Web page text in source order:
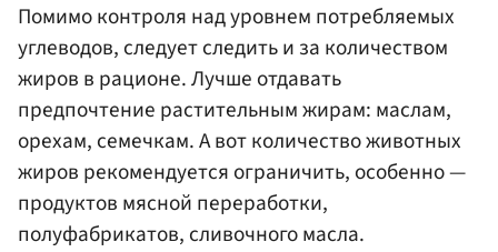
Помимо контроля над уровнем потребляемых
углеводов, следует следить и за количеством
жиров в рационе. Лучше отдавать
предпочтение растительным жирам: маслам,
орехам, семечкам. А вот количество животных
жиров рекомендуется ограничить, особенно —
продуктов мясной переработки,
полуфабрикатов, сливочного масла.